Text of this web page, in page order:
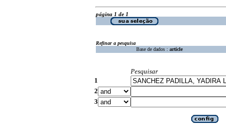
página 1 de 1
Refinar a pesquisa
Base de dados : article
Pesquisar
1
2
3